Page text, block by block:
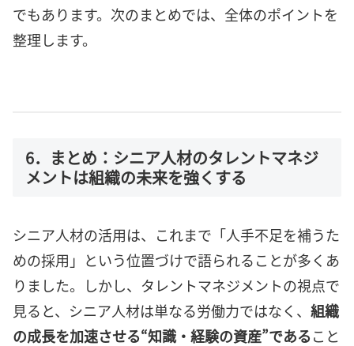
でもあります。次のまとめでは、全体のポイントを
整理します。
6．まとめ：シニア人材のタレントマネジ
メントは組織の未来を強くする
シニア人材の活用は、これまで「人手不足を補うた
めの採用」という位置づけで語られることが多くあ
りました。しかし、タレントマネジメントの視点で
見ると、シニア人材は単なる労働力ではなく、 組織
の成長を加速させる“知識・経験の資産”であること